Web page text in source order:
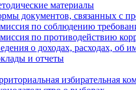
материалы
документов, связанных с
по соблюдению
по противодействию
о доходах, расходах, об
и отчеты
избирательная